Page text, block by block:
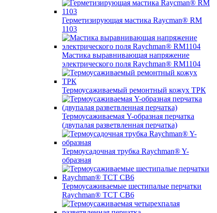
Герметизирующая мастика Raycman® RM
1103
Мастика выравнивающая напряжение
электрического поля Raychman® RM1104
Термоусаживаемый ремонтный кожух ТРК
Термоусаживаемая Y-образная перчатка
(двупалая разветвленная перчатка)
Термоусадочная трубка Raychman® Y-
образная
Термоусаживаемые шестипалые перчатки
Raychman® ТСТ СВ6